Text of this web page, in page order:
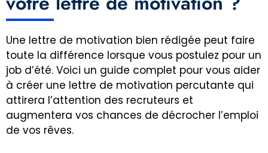
Une lettre de motivation bien rédigée peut faire
toute la différence lorsque vous postulez pour un
job d’été. Voici un guide complet pour vous aider
à créer une lettre de motivation percutante qui
attirera l’attention des recruteurs et
augmentera vos chances de décrocher l’emploi
de vos rêves.